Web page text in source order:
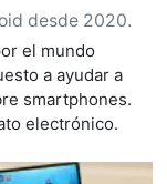
desde 2020.
el mundo
a ayudar a
smartphones.
electrónico.